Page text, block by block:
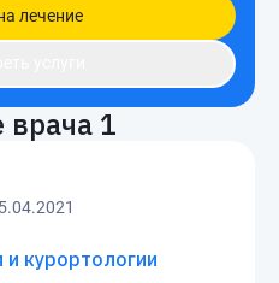
лечение
врача 1
курортологии